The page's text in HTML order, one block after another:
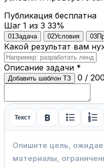
Публикация бесплатна
Шаг 1 из 3 33%
01 Задача 02Условия 03
Какой результат вам
Описание задачи *
Добавить шаблон ТЗ 0 /
Текст format_bold format_list_bulleted format_list_numbered